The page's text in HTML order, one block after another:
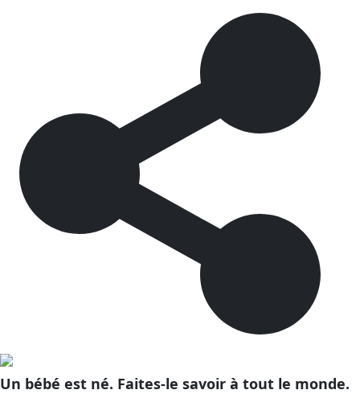
Un bébé est né. Faites-le savoir à tout le monde.